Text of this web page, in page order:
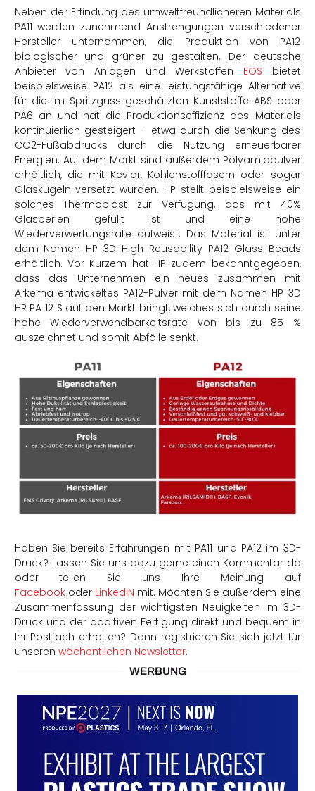
Neben der Erfindung des umweltfreundlicheren Materials
PA11 werden zunehmend Anstrengungen verschiedener
Hersteller unternommen, die Produktion von PA12
biologischer und grüner zu gestalten. Der deutsche
Anbieter von Anlagen und Werkstoffen EOS bietet
beispielsweise PA12 als eine leistungsfähige Alternative
für die im Spritzguss geschätzten Kunststoffe ABS oder
PA6 an und hat die Produktionseffizienz des Materials
kontinuierlich gesteigert – etwa durch die Senkung des
CO2-Fußabdrucks durch die Nutzung erneuerbarer
Energien. Auf dem Markt sind außerdem Polyamidpulver
erhältlich, die mit Kevlar, Kohlenstofffasern oder sogar
Glaskugeln versetzt wurden. HP stellt beispielsweise ein
solches Thermoplast zur Verfügung, das mit 40%
Glasperlen gefüllt ist und eine hohe
Wiederverwertungsrate aufweist. Das Material ist unter
dem Namen HP 3D High Reusability PA12 Glass Beads
erhältlich. Vor Kurzem hat HP zudem bekanntgegeben,
dass das Unternehmen ein neues zusammen mit
Arkema entwickeltes PA12-Pulver mit dem Namen HP 3D
HR PA 12 S auf den Markt bringt, welches sich durch seine
hohe Wiederverwendbarkeitsrate von bis zu 85 %
auszeichnet und somit Abfälle senkt.
Haben Sie bereits Erfahrungen mit PA11 und PA12 im 3D-
Druck? Lassen Sie uns dazu gerne einen Kommentar da
oder teilen Sie uns Ihre Meinung auf
Facebookoder LinkedIN mit. Möchten Sie außerdem eine
Zusammenfassung der wichtigsten Neuigkeiten im 3D-
Druck und der additiven Fertigung direkt und bequem in
Ihr Postfach erhalten? Dann registrieren Sie sich jetzt für
unseren wöchentlichen Newsletter.
WERBUNG